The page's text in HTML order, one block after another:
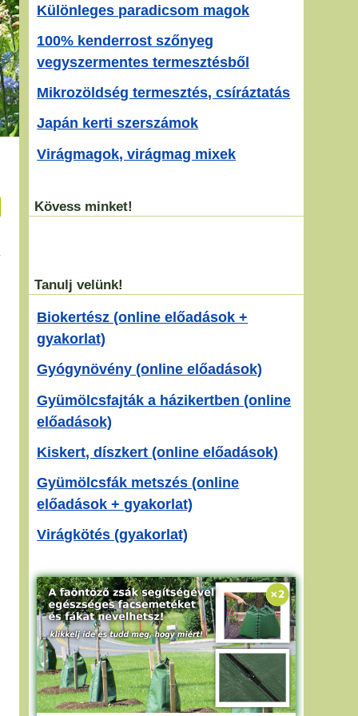
Különleges paradicsom magok
100% kenderrost szőnyeg
vegyszermentes termesztésből
Mikrozöldség termesztés, csíráztatás
Japán kerti szerszámok
Virágmagok, virágmag mixek
Kövess minket!
Tanulj velünk!
Biokertész (online előadások +
gyakorlat)
Gyógynövény (online előadások)
Gyümölcsfajták a házikertben (online
előadások)
Kiskert, díszkert (online előadások)
Gyümölcsfák metszés (online
előadások + gyakorlat)
Virágkötés (gyakorlat)